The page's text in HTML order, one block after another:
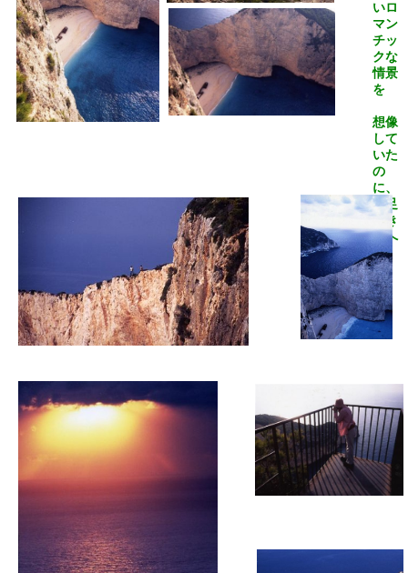
いロ
マン
チッ
クな
情景
を
想像
して
いた
の
に、
満足
でき
まへ
ん